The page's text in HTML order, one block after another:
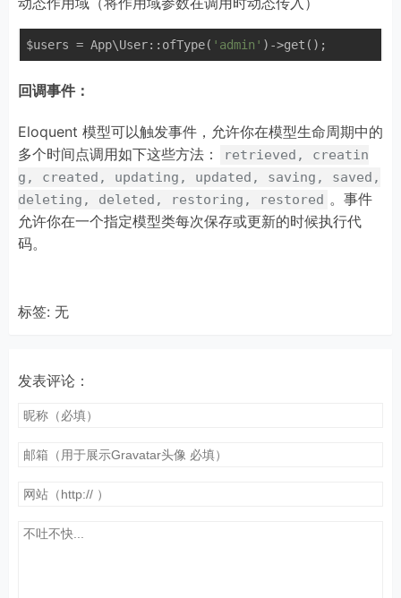
$users = App\User::ofType( 'admin'
回调事件：
Eloquent 模型可以触发事件，允许你在模型生命周期中的
多个时间点调用如下这些方法：
retrieved, creatin
g, created, updating, updated, saving, saved,
deleting, deleted, restoring, restored 。事件
允许你在一个指定模型类每次保存或更新的时候执行代
码。
标签: 无
发表评论：